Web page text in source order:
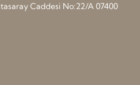
Caddesi No:22/A 07400